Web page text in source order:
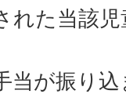
れた当該
当が振り